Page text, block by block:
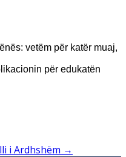
vetëm për katër muaj,
për edukatën
i Ardhshëm →